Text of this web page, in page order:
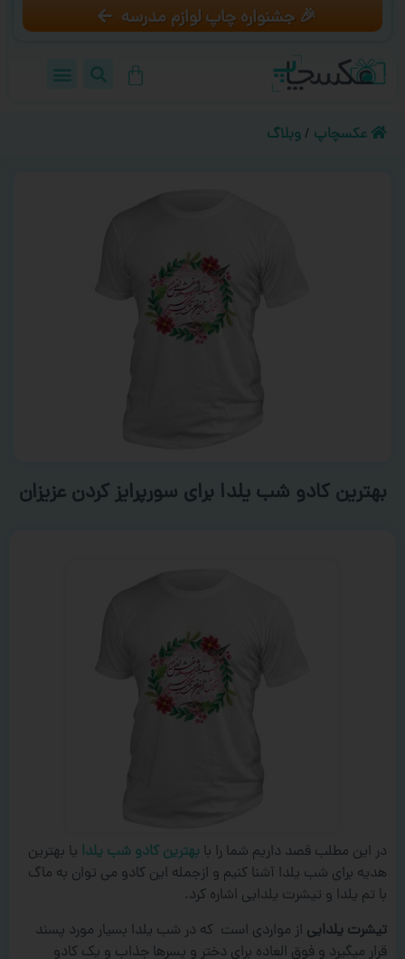
🎉 جشنواره چاپ لوازم مدرسه
عکسچاپ / وبلاگ
بهترین کادو شب یلدا برای سورپرایز کردن عزیزان
در این مطلب قصد داریم شما را با بهترین کادو شب یلدا یا بهترین
هدیه برای شب یلدا آشنا کنیم و ازجمله این کادو می توان به ماگ
با تم یلدا و تیشرت یلدایی اشاره کرد.
تیشرت یلدایی از مواردی است که در شب یلدا بسیار مورد پسند
قرار میگیرد و فوق العاده برای دختر و پسرها جذاب و یک کادو